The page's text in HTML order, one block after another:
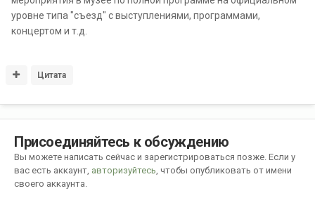
уровне типа "съезд" с выступлениями, программами,
концертом и т.д.
Цитата
Присоединяйтесь к обсуждению
Вы можете написать сейчас и зарегистрироваться позже. Если у
вас есть аккаунт, авторизуйтесь , чтобы опубликовать от имени
своего аккаунта.